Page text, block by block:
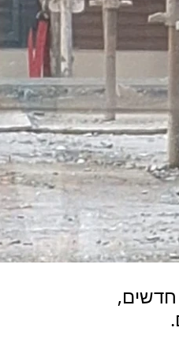
חדשים,